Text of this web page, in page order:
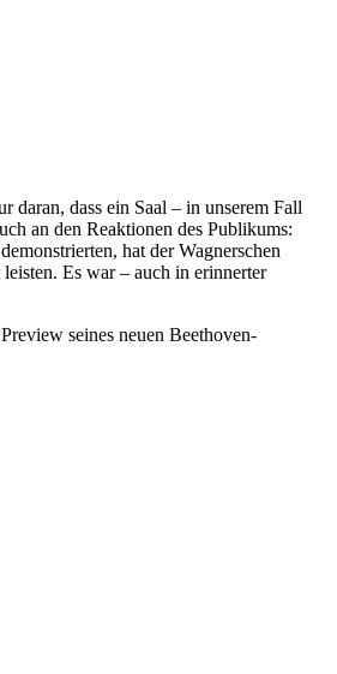
daran, dass ein Saal – in unserem Fall
an den Reaktionen des Publikums:
hat der Wagnerschen
Es war – auch in erinnerter
seines neuen Beethoven-